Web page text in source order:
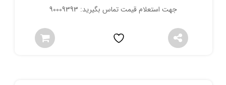
جهت استعلام قیمت تماس بگیرید: 90009393